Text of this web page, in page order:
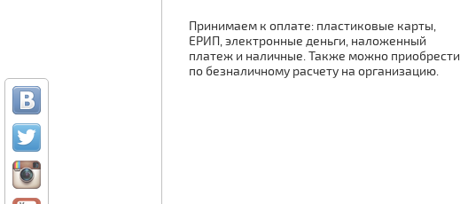
Принимаем к оплате: пластиковые карты,
ЕРИП, электронные деньги, наложенный
платеж и наличные. Также можно приобрести
по безналичному расчету на организацию.